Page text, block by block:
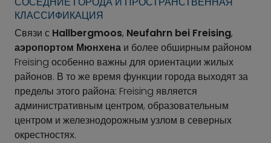
КЛАССИФИКАЦИЯ
Связи с Hallbergmoos, Neufahrn bei Freising,
аэропортом Мюнхена и более обширным районом
Freising особенно важны для ориентации жилых
районов. В то же время функции города выходят за
пределы этого района: Freising является
административным центром, образовательным
центром и железнодорожным узлом в северных
окрестностях.